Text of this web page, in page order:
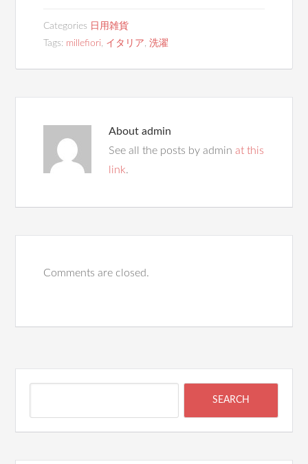
Categories 日用雑貨
Tags: millefiori, イタリア,洗濯
About admin
See all the posts by adminat this
link.
Comments are closed.